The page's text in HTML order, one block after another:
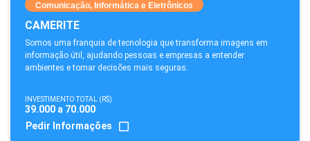
Comunicação, Informática e Eletrônicos
CAMERITE
Somos uma franquia de tecnologia que transforma imagens em
informação útil, ajudando pessoas e empresas a entender
ambientes e tomar decisões mais seguras.
INVESTIMENTO TOTAL (R$)
39.000 a 70.000
Pedir Informações